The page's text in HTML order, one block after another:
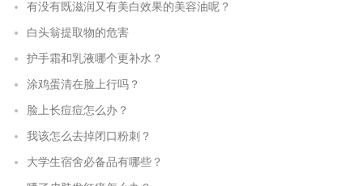
有没有既滋润又有美白效果的美容油呢？
白头翁提取物的危害
护手霜和乳液哪个更补水？
涂鸡蛋清在脸上行吗？
脸上长痘痘怎么办？
我该怎么去掉闭口粉刺？
大学生宿舍必备品有哪些？